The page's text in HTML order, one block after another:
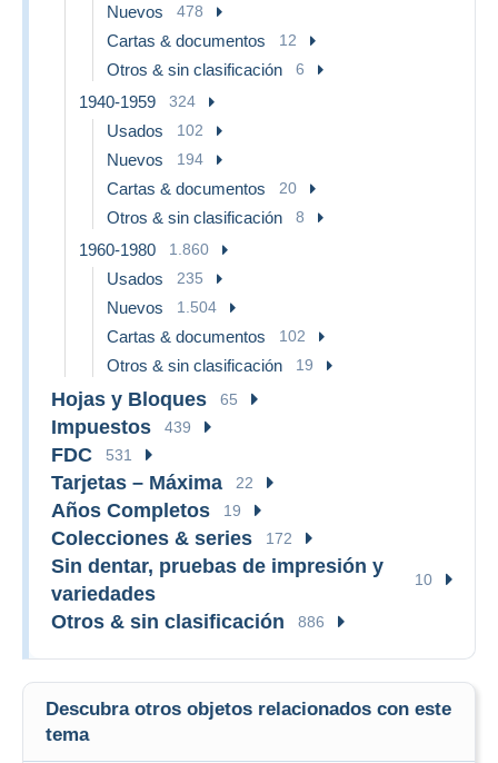
Nuevos 478
Cartas & documentos 12
Otros & sin clasificación 6
1940-1959 324
Usados 102
Nuevos 194
Cartas & documentos 20
Otros & sin clasificación 8
1960-1980 1.860
Usados 235
Nuevos 1.504
Cartas & documentos 102
Otros & sin clasificación 19
Hojas y Bloques 65
Impuestos 439
FDC 531
Tarjetas – Máxima 22
Años Completos 19
Colecciones & series 172
Sin dentar, pruebas de impresión y
variedades
10
Otros & sin clasificación 886
Descubra otros objetos relacionados con este
tema